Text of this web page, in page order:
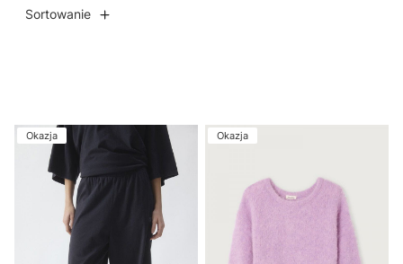
Sortowanie
Lista produktów
Okazja Okazja